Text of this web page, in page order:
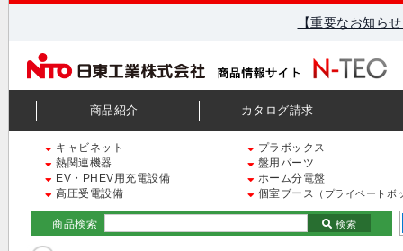
【重要なお知ら
商品紹介 カタログ請求
キャビネット
プラボックス
熱関連機器
盤用パーツ
EV・PHEV用充電設備
ホーム分電盤
高圧受電設備
個室ブース （プライベートボ
商品検索 検索